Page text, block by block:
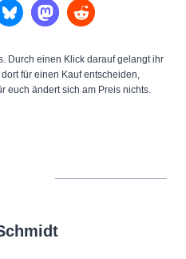
Durch einen Klick darauf gelangt ihr
für einen Kauf entscheiden,
euch ändert sich am Preis nichts.